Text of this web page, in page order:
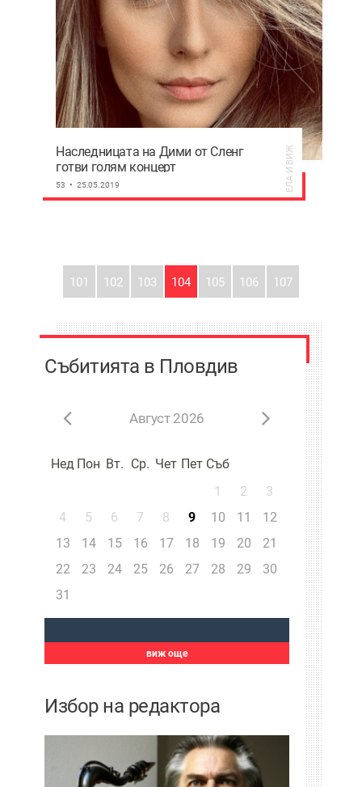
Наследницата на Дими от Сленг
готви голям концерт
53 25.05.2019 ЕЛА И ВИЖ
101 102 103 104 105 106 107
Събитията в Пловдив
Август 2026
Нед Пон Вт. Ср. Чет Пет Съб
1
2
3
4
5 6 7 8 9 10 11
12
13
14 15 16 17 18 19 20
21
22
23 24 25 26 27 28 29
30
31
виж още
Избор на редактора